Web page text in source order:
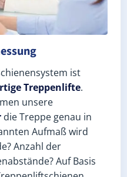
ist
Treppenlifte.
unsere
die Treppe genau in
Aufmaß wird
Anzahl der
Auf Basis